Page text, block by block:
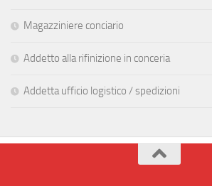
Magazziniere conciario
Addetto alla rifinizione in conceria
Addetta ufficio logistico / spedizioni